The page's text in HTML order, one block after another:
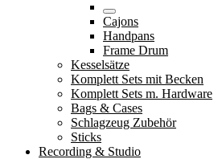
Cajons
Handpans
Frame Drum
Kesselsätze
Komplett Sets mit Becken
Komplett Sets m. Hardware
Bags & Cases
Schlagzeug Zubehör
Sticks
Recording & Studio